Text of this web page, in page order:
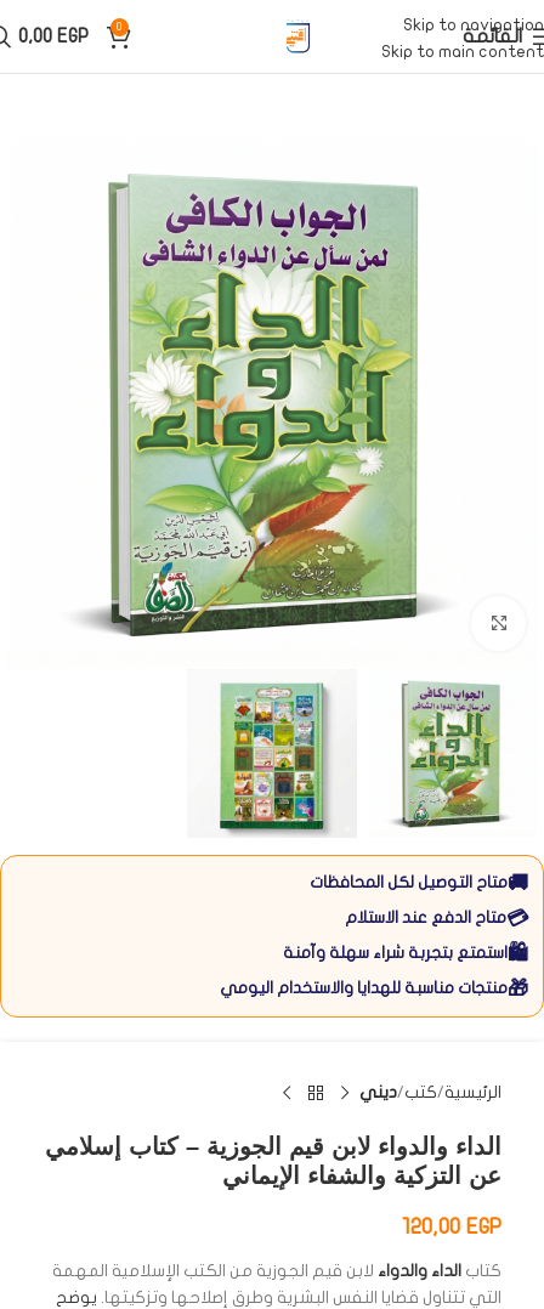
Skip to navigation
Skip to main content
القائمة 0
0,00 EGP
Click to enlarge
🚚متاح التوصيل لكل المحافظات
💳متاح الدفع عند الاستلام
🛍️ استمتع بتجربة شراء سهلة وآمنة
🎁منتجات مناسبة للهدايا والاستخدام اليومي
الرئيسية كتب ديني
الداء والدواء لابن قيم الجوزية – كتاب إسلامي
عن التزكية والشفاء الإيماني
120,00 EGP
كتاب الداء والدواء لابن قيم الجوزية من الكتب الإسلامية المهمة
التي تتناول قضايا النفس البشرية وطرق إصلاحها وتزكيتها. يوضح